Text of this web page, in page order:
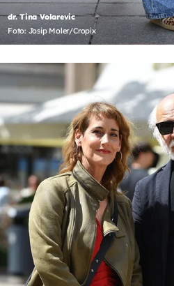
dr. Tina Volarevic
Foto: Josip Moler/Cropix